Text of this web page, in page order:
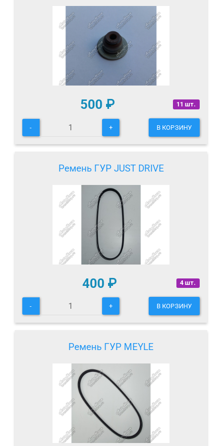
11 шт.
500 ₽
- + В КОРЗИНУ
Ремень ГУР JUST DRIVE
4 шт.
400 ₽
- + В КОРЗИНУ
Ремень ГУР MEYLE